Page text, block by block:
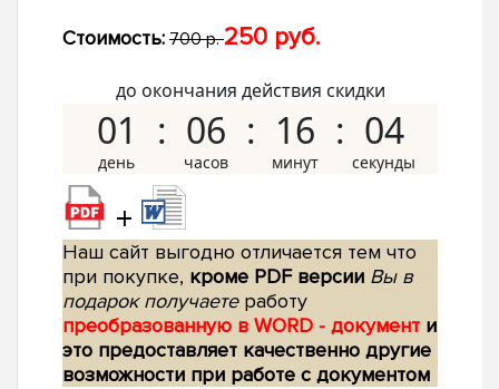
Стоимость: 700 р.250 руб.
до окончания действия скидки
01 06 16 03
+
Наш сайт выгодно отличается тем что
при покупке, кроме PDF версии Вы в
подарок получаетеработу
преобразованную в WORD - документ и
это предоставляет качественно другие
возможности при работе с документом